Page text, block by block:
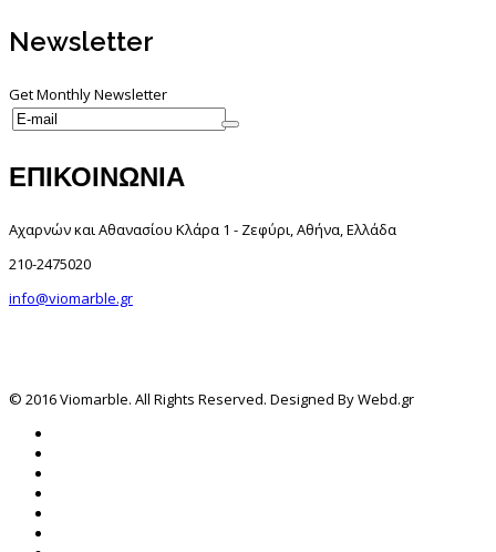
Newsletter
Get Monthly Newsletter
ΕΠΙΚΟΙΝΩΝΙΑ
Αχαρνών και Αθανασίου Κλάρα 1 - Ζεφύρι, Αθήνα, Ελλάδα
210-2475020
info@viomarble.gr
© 2016 Viomarble. All Rights Reserved. Designed By Webd.gr